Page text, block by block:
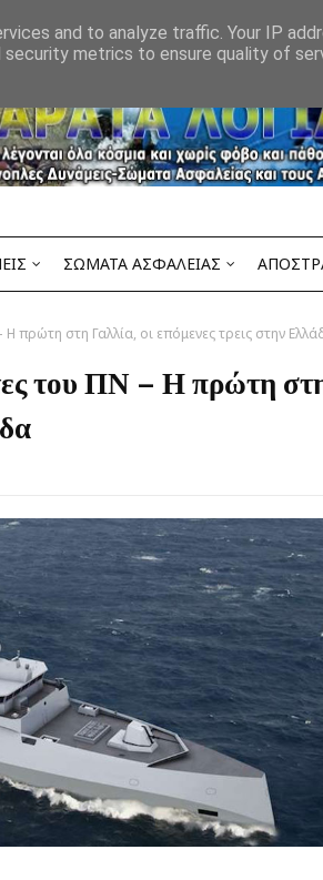
ΣΩΜΑΤΑ ΑΣΦΑΛΕΙΑΣ
Η πρώτη στη Γαλλία, οι επόμενες τρεις στην
του ΠΝ – Η πρώτη
and to analyze traffic. Your IP
metrics to ensure quality of